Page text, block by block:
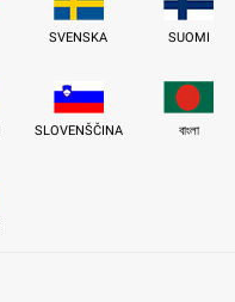
SVENSKA SUOMI
SLOVENŠČINA বাংলা